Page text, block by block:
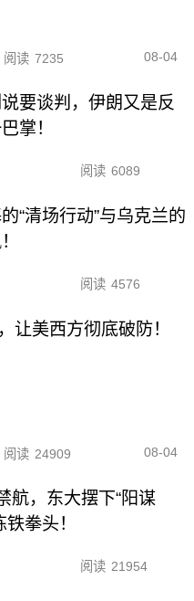
阅读 7235 08-04
要谈判，伊朗又是反
掌！
阅读 6089
“清场行动”与乌克兰的
阅读 4576
让美西方彻底破防！
阅读 24909 08-04
航，东大摆下“阳谋
拳头！
阅读 21954